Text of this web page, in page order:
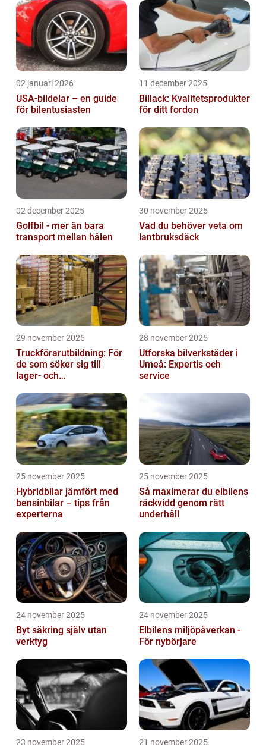
02 januari 2026
USA-bildelar – en guide
för bilentusiasten
11 december 2025
Billack: Kvalitetsprodukter
för ditt fordon
02 december 2025
Golfbil - mer än bara
transport mellan hålen
30 november 2025
Vad du behöver veta om
lantbruksdäck
29 november 2025
Truckförarutbildning: För
de som söker sig till
lager- och
28 november 2025
Utforska bilverkstäder i
Umeå: Expertis och
service
25 november 2025
Hybridbilar jämfört med
bensinbilar – tips från
experterna
25 november 2025
Så maximerar du elbilens
räckvidd genom rätt
underhåll
24 november 2025
Byt säkring själv utan
verktyg
24 november 2025
Elbilens miljöpåverkan -
För nybörjare
23 november 2025 21 november 2025